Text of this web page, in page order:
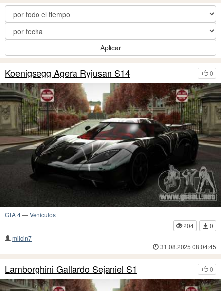
Aplicar
0
Koenigsegg Agera Ryjusan S14
GTA 4—Vehículos
204
0
milcin7
31.08.2025 08:04:45
0
Lamborghini Gallardo Sejaniel S1